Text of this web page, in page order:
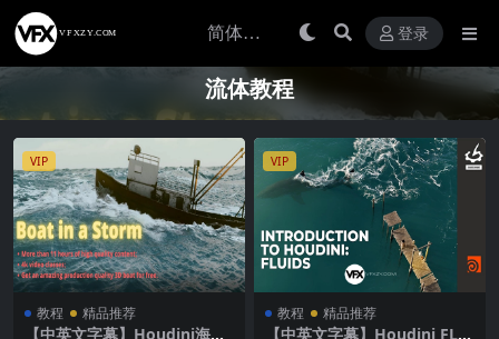
登录
流体教程
VIP
教程 精品推荐
【中英文字幕】Houdini海洋
VIP
教程 精品推荐
【中英文字幕】Houdini FLIP